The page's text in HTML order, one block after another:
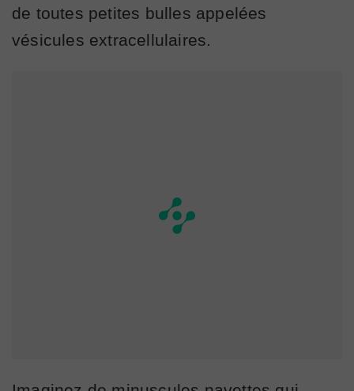
de toutes petites bulles appelées
vésicules extracellulaires.